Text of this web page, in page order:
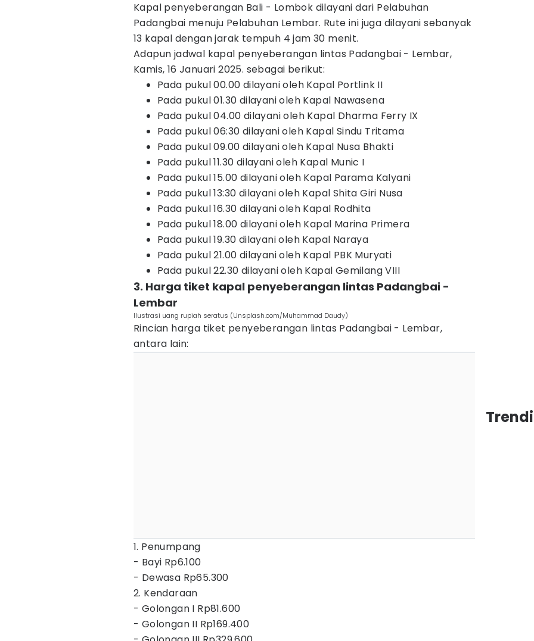
Kapal penyeberangan Bali - Lombok dilayani dari Pelabuhan
Padangbai menuju Pelabuhan Lembar. Rute ini juga dilayani sebanyak
13 kapal dengan jarak tempuh 4 jam 30 menit.
Adapun jadwal kapal penyeberangan lintas Padangbai - Lembar,
Kamis, 16 Januari 2025. sebagai berikut:
Pada pukul 00.00 dilayani oleh Kapal Portlink II
Pada pukul 01.30 dilayani oleh Kapal Nawasena
Pada pukul 04.00 dilayani oleh Kapal Dharma Ferry IX
Pada pukul 06:30 dilayani oleh Kapal Sindu Tritama
Pada pukul 09.00 dilayani oleh Kapal Nusa Bhakti
Pada pukul 11.30 dilayani oleh Kapal Munic I
Pada pukul 15.00 dilayani oleh Kapal Parama Kalyani
Pada pukul 13:30 dilayani oleh Kapal Shita Giri Nusa
Pada pukul 16.30 dilayani oleh Kapal Rodhita
Pada pukul 18.00 dilayani oleh Kapal Marina Primera
Pada pukul 19.30 dilayani oleh Kapal Naraya
Pada pukul 21.00 dilayani oleh Kapal PBK Muryati
Pada pukul 22.30 dilayani oleh Kapal Gemilang VIII
3. Harga tiket kapal penyeberangan lintas Padangbai -
Lembar
Ilustrasi uang rupiah seratus (Unsplash.com/Muhammad Daudy)
Rincian harga tiket penyeberangan lintas Padangbai - Lembar,
antara lain:
1. Penumpang
- Bayi Rp6.100
- Dewasa Rp65.300
2. Kendaraan
- Golongan I Rp81.600
- Golongan II Rp169.400